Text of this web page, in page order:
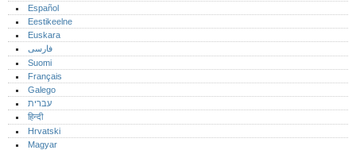
Español
Eestikeelne
Euskara
فارسی
Suomi
Français
Galego
עברית
हिन्दी
Hrvatski
Magyar